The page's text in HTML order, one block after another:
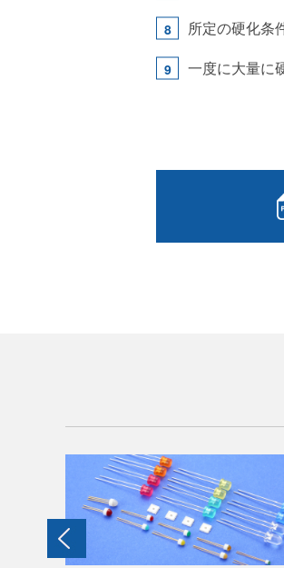
所定の硬化条
一度に大量に